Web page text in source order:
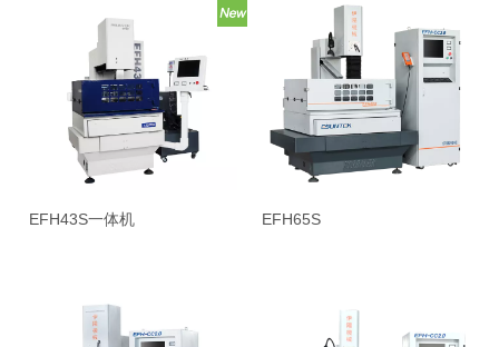
EFH43S一体机 EFH65S